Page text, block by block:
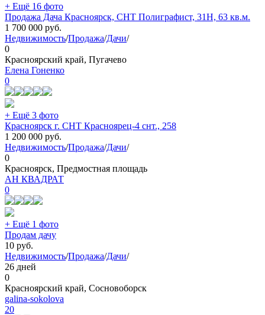
+ Ещё 16 фото
Продажа Дача Красноярск, СНТ Полиграфист, 31Н, 63 кв.м.
1 700 000 руб.
Недвижимость/Продажа/Дачи/
0
Красноярский край, Пугачево
Елена Гоненко
0
+ Ещё 3 фото
Красноярск г. СНТ Красноярец-4 снт., 258
1 200 000 руб.
Недвижимость/Продажа/Дачи/
0
Красноярск, Предмостная площадь
АН КВАДРАТ
0
+ Ещё 1 фото
Продам дачу
10 руб.
Недвижимость/Продажа/Дачи/
26 дней
0
Красноярский край, Сосновоборск
galina-sokolova
20